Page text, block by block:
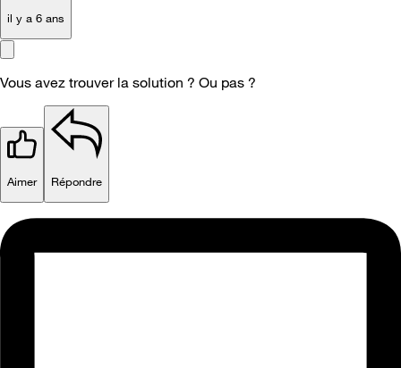
il y a 6 ans
Vous avez trouver la solution ? Ou pas ?
Aimer Répondre